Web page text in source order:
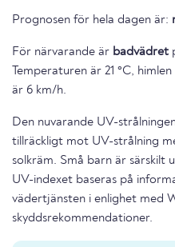
Prognosen för hela dagen är:
För närvarande är badvädret
Temperaturen är 21 °C,
är 6 km/h.
Den nuvarande UV-
tillräckligt mot UV-strålning
solkräm. Små barn är särskilt
UV-indexet baseras på
vädertjänsten i enlighet med
skyddsrekommendationer.